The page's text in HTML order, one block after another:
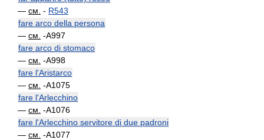
— см. - R543
fare arco della persona
— см. -A997
fare arco di stomaco
— см. -A998
fare l'Aristarco
— см. -A1075
fare l'Arlecchino
— см. -A1076
fare l'Arlecchino servitore di due padroni
— см. -A1077